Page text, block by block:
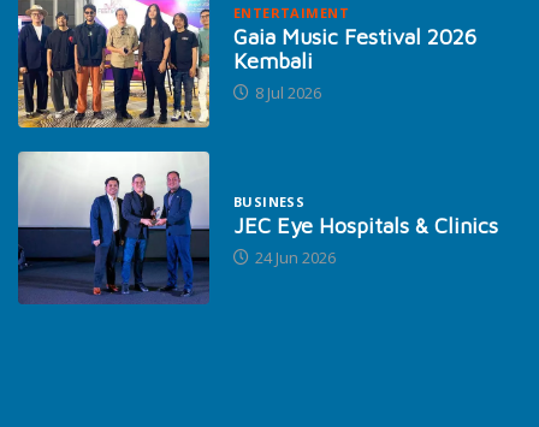
ENTERTAIMENT
Gaia Music Festival 2026
Kembali
8 Jul 2026
BUSINESS
JEC Eye Hospitals & Clinics
24 Jun 2026